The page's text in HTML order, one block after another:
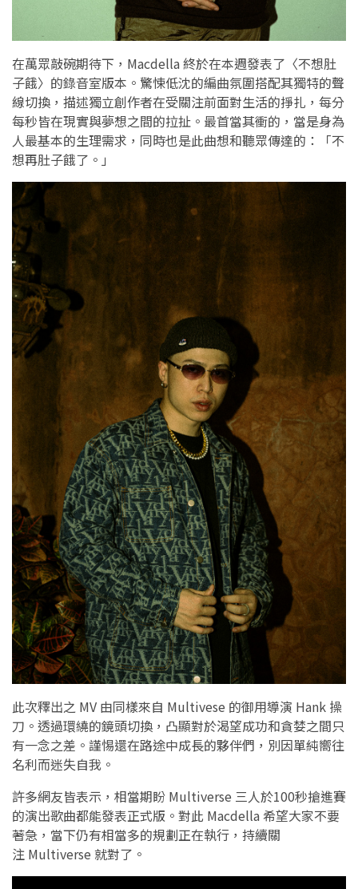
在萬眾敲碗期待下，Macdella 終於在本週發表了〈不想肚
子餓〉的錄音室版本。驚悚低沈的編曲氛圍搭配其獨特的聲
線切換，描述獨立創作者在受關注前面對生活的掙扎，每分
每秒皆在現實與夢想之間的拉扯。最首當其衝的，當是身為
人最基本的生理需求，同時也是此曲想和聽眾傳達的：「不
想再肚子餓了。」
此次釋出之 MV 由同樣來自 Multivese 的御用導演 Hank 操
刀。透過環繞的鏡頭切換，凸顯對於渴望成功和貪婪之間只
有一念之差。謹惕還在路途中成長的夥伴們，別因單純嚮往
名利而迷失自我。
許多網友皆表示，相當期盼 Multiverse 三人於100秒搶進賽
的演出歌曲都能發表正式版。對此 Macdella 希望大家不要
著急，當下仍有相當多的規劃正在執行，持續關
注 Multiverse 就對了。